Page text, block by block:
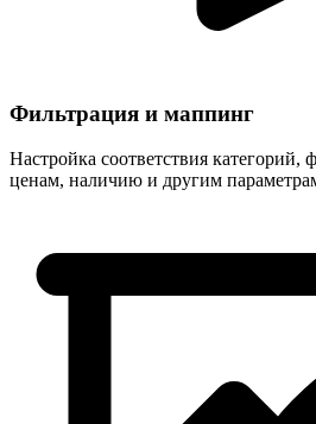
Фильтрация и маппинг
Настройка соответствия категорий,
ценам, наличию и другим